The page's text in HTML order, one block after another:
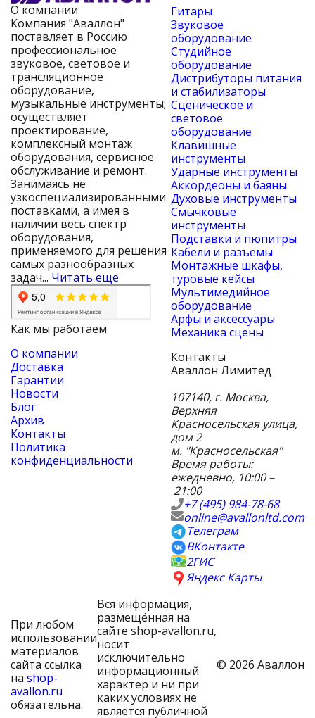
О компании
Компания "Аваллон"
поставляет в Россию
профессиональное
звуковое, световое и
трансляционное
оборудование,
музыкальные инструменты;
осуществляет
проектирование,
комплексный монтаж
оборудования, сервисное
обслуживание и ремонт.
Занимаясь не
узкоспециализированными
поставками, а имея в
наличии весь спектр
оборудования,
применяемого для решения
самых разнообразных
задач... Читать еще
Как мы работаем
О компании
Доставка
Гарантии
Новости
Блог
Архив
Контакты
Политика
конфиденциальности
Гитары
Звуковое
оборудование
Студийное
оборудование
Дистрибуторы питания
и стабилизаторы
Сценическое и
световое
оборудование
Клавишные
инструменты
Ударные инструменты
Аккордеоны и баяны
Духовые инструменты
Смычковые
инструменты
Подставки и пюпитры
Кабели и разъёмы
Монтажные шкафы,
туровые кейсы
Мультимедийное
оборудование
Арфы и аксессуары
Механика сцены
Контакты
Аваллон Лимитед
107140, г. Москва,
Верхняя
Красносельская улица,
дом 2
м. "Красносельская"
Время работы:
ежедневно, 10:00 –
21:00
+7 (495) 984-78-68
online@avallonltd.com
Телеграм
ВКонтакте
2ГИС
Яндекс Карты
При любом
использовании
материалов
сайта ссылка
на shop-
avallon.ru
обязательна.
Вся информация,
размещённая на
сайте shop-avallon.ru,
носит
исключительно
информационный
характер и ни при
каких условиях не
является публичной
© 2026 Аваллон